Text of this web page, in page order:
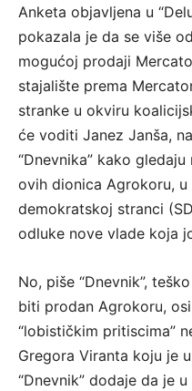
Anketa objavljena u
pokazala je da se više
mogućoj prodaji
stajalište prema
stranke u okviru
će voditi Janez Janša,
“Dnevnika” kako
ovih dionica Agrokoru, u
demokratskoj stranci
odluke nove vlade koja
No, piše “Dnevnik”,
biti prodan Agrokoru,
“lobističkim pritiscima”
Gregora Viranta koju je
“Dnevnik” dodaje da je